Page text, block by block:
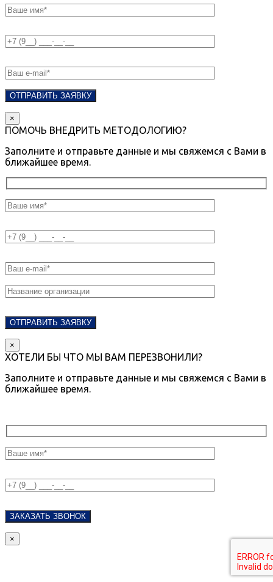
×
ПОМОЧЬ ВНЕДРИТЬ МЕТОДОЛОГИЮ?
Заполните и отправьте данные и мы свяжемся с Вами в
ближайшее время.
×
ХОТЕЛИ БЫ ЧТО МЫ ВАМ ПЕРЕЗВОНИЛИ?
Заполните и отправьте данные и мы свяжемся с Вами в
ближайшее время.
×